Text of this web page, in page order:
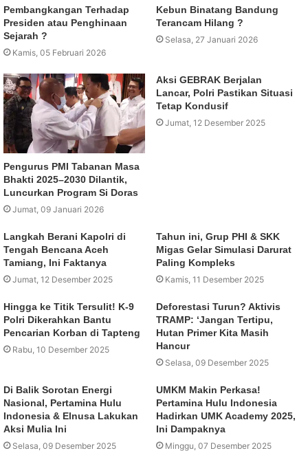
Pembangkangan Terhadap
Presiden atau Penghinaan
Sejarah ?
Kamis, 05 Februari 2026
Kebun Binatang Bandung
Terancam Hilang ?
Selasa, 27 Januari 2026
Pengurus PMI Tabanan Masa
Bhakti 2025–2030 Dilantik,
Luncurkan Program Si Doras
Jumat, 09 Januari 2026
Aksi GEBRAK Berjalan
Lancar, Polri Pastikan Situasi
Tetap Kondusif
Jumat, 12 Desember 2025
Langkah Berani Kapolri di
Tengah Bencana Aceh
Tamiang, Ini Faktanya
Jumat, 12 Desember 2025
Tahun ini, Grup PHI & SKK
Migas Gelar Simulasi Darurat
Paling Kompleks
Kamis, 11 Desember 2025
Hingga ke Titik Tersulit! K-9
Polri Dikerahkan Bantu
Pencarian Korban di Tapteng
Rabu, 10 Desember 2025
Deforestasi Turun? Aktivis
TRAMP: ‘Jangan Tertipu,
Hutan Primer Kita Masih
Hancur
Selasa, 09 Desember 2025
Di Balik Sorotan Energi
Nasional, Pertamina Hulu
Indonesia & Elnusa Lakukan
Aksi Mulia Ini
Selasa, 09 Desember 2025
UMKM Makin Perkasa!
Pertamina Hulu Indonesia
Hadirkan UMK Academy 2025,
Ini Dampaknya
Minggu, 07 Desember 2025